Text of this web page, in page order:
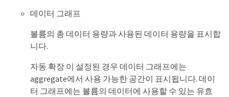
데이터 그래프
볼륨의 총 데이터 용량과 사용된 데이터 용량을 표시합
니다.
자동 확장 이 설정된 경우 데이터 그래프에는
aggregate에서 사용 가능한 공간이 표시됩니다. 데이
터 그래프에는 볼륨의 데이터에 사용할 수 있는 유효